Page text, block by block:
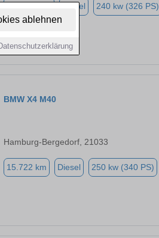
ablehnen
Diesel 240 kw (326 PS)
BMW X4 M40
Hamburg-Bergedorf, 21033
15.722 km Diesel 250 kw (340 PS)